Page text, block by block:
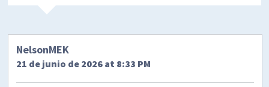
NelsonMEK
21 de junio de 2026 at 8:33 PM